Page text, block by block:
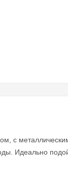
с
Идеально